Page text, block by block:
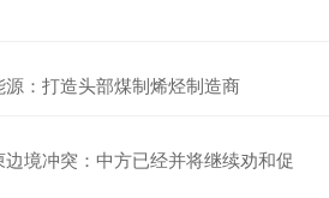
：打造头部煤制烯烃制造商
境冲突：中方已经并将继续劝和促